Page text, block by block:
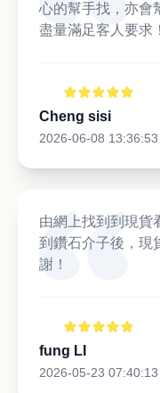
心的幫手找，亦會
盡量滿足客人要求
Cheng sisi
2026-06-08 13:36:53
由網上找到到現貨
到鑽石介子後，現
謝！
fung LI
2026-05-23 07:40:13